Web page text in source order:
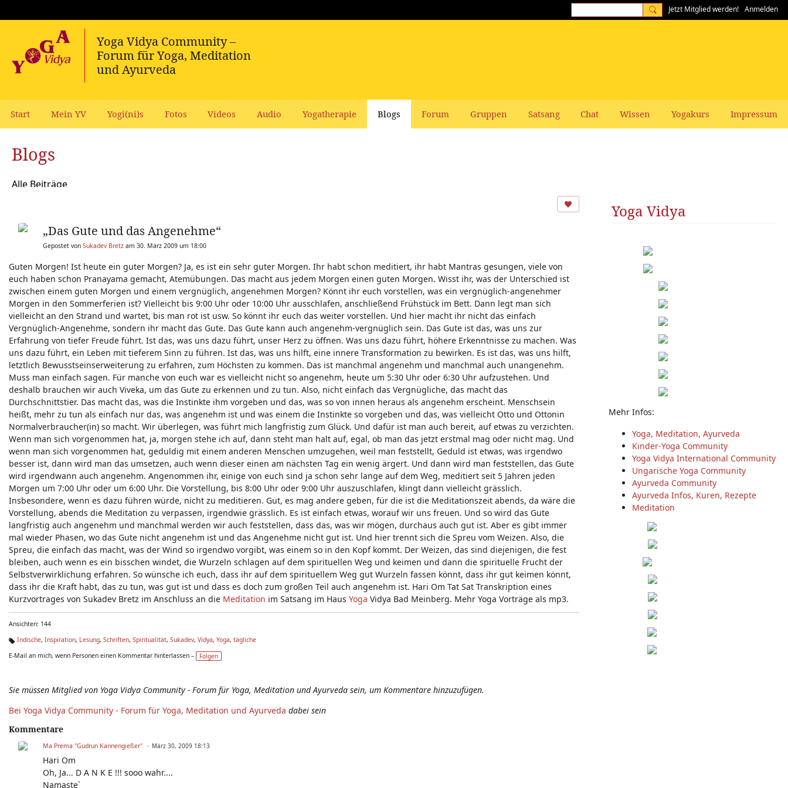
Jetzt Mitglied werden! Anmelden
Start Mein YV Yogi(ni)s Fotos Videos Audio Yogatherapie Blogs Forum Gruppen Satsang Chat Wissen Yogakurs Impressum
Blogs
Alle Beiträge
„Das Gute und das Angenehme“
Gepostet von Sukadev Bretz am 30. März 2009 um 18:00
Guten Morgen! Ist heute ein guter Morgen? Ja, es ist ein sehr guter Morgen. Ihr habt schon meditiert, ihr habt Mantras gesungen, viele von
euch haben schon Pranayama gemacht, Atemübungen. Das macht aus jedem Morgen einen guten Morgen. Wisst ihr, was der Unterschied ist
zwischen einem guten Morgen und einem vergnüglich, angenehmen Morgen? Könnt ihr euch vorstellen, was ein vergnüglich-angenehmer
Morgen in den Sommerferien ist? Vielleicht bis 9:00 Uhr oder 10:00 Uhr ausschlafen, anschließend Frühstück im Bett. Dann legt man sich
vielleicht an den Strand und wartet, bis man rot ist usw. So könnt ihr euch das weiter vorstellen. Und hier macht ihr nicht das einfach
Vergnüglich-Angenehme, sondern ihr macht das Gute. Das Gute kann auch angenehm-vergnüglich sein. Das Gute ist das, was uns zur
Erfahrung von tiefer Freude führt. Ist das, was uns dazu führt, unser Herz zu öffnen. Was uns dazu führt, höhere Erkenntnisse zu machen. Was
uns dazu führt, ein Leben mit tieferem Sinn zu führen. Ist das, was uns hilft, eine innere Transformation zu bewirken. Es ist das, was uns hilft,
letztlich Bewusstseinserweiterung zu erfahren, zum Höchsten zu kommen. Das ist manchmal angenehm und manchmal auch unangenehm.
Muss man einfach sagen. Für manche von euch war es vielleicht nicht so angenehm, heute um 5:30 Uhr oder 6:30 Uhr aufzustehen. Und
deshalb brauchen wir auch Viveka, um das Gute zu erkennen und zu tun. Also, nicht einfach das Vergnügliche, das macht das
Durchschnittstier. Das macht das, was die Instinkte ihm vorgeben und das, was so von innen heraus als angenehm erscheint. Menschsein
heißt, mehr zu tun als einfach nur das, was angenehm ist und was einem die Instinkte so vorgeben und das, was vielleicht Otto und Ottonin
Normalverbraucher(in) so macht. Wir überlegen, was führt mich langfristig zum Glück. Und dafür ist man auch bereit, auf etwas zu verzichten.
Wenn man sich vorgenommen hat, ja, morgen stehe ich auf, dann steht man halt auf, egal, ob man das jetzt erstmal mag oder nicht mag. Und
wenn man sich vorgenommen hat, geduldig mit einem anderen Menschen umzugehen, weil man feststellt, Geduld ist etwas, was irgendwo
besser ist, dann wird man das umsetzen, auch wenn dieser einen am nächsten Tag ein wenig ärgert. Und dann wird man feststellen, das Gute
wird irgendwann auch angenehm. Angenommen ihr, einige von euch sind ja schon sehr lange auf dem Weg, meditiert seit 5 Jahren jeden
Morgen um 7:00 Uhr oder um 6:00 Uhr. Die Vorstellung, bis 8:00 Uhr oder 9:00 Uhr auszuschlafen, klingt dann vielleicht grässlich.
Insbesondere, wenn es dazu führen würde, nicht zu meditieren. Gut, es mag andere geben, für die ist die Meditationszeit abends, da wäre die
Vorstellung, abends die Meditation zu verpassen, irgendwie grässlich. Es ist einfach etwas, worauf wir uns freuen. Und so wird das Gute
langfristig auch angenehm und manchmal werden wir auch feststellen, dass das, was wir mögen, durchaus auch gut ist. Aber es gibt immer
mal wieder Phasen, wo das Gute nicht angenehm ist und das Angenehme nicht gut ist. Und hier trennt sich die Spreu vom Weizen. Also, die
Spreu, die einfach das macht, was der Wind so irgendwo vorgibt, was einem so in den Kopf kommt. Der Weizen, das sind diejenigen, die fest
bleiben, auch wenn es ein bisschen windet, die Wurzeln schlagen auf dem spirituellen Weg und keimen und dann die spirituelle Frucht der
Selbstverwirklichung erfahren. So wünsche ich euch, dass ihr auf dem spirituellem Weg gut Wurzeln fassen könnt, dass ihr gut keimen könnt,
dass ihr die Kraft habt, das zu tun, was gut ist und dass es doch zum großen Teil auch angenehm ist. Hari Om Tat Sat Transkription eines
Kurzvortrages von Sukadev Bretz im Anschluss an die Meditation im Satsang im Haus Yoga Vidya Bad Meinberg. Mehr Yoga Vorträge als mp3.
Ansichten: 144
g
Indische, Inspiration, Lesung, Schriften, Spiritualität, Sukadev, Vidya, Yoga, tägliche
E-Mail an mich, wenn Personen einen Kommentar hinterlassen –
Folgen
Sie müssen Mitglied von Yoga Vidya Community - Forum für Yoga, Meditation und Ayurveda sein, um Kommentare hinzuzufügen.
Bei Yoga Vidya Community - Forum für Yoga, Meditation und Ayurveda dabei sein
Kommentare
Ma Prema "Gudrun Kannengießer" März 30, 2009 18:13
Hari Om
Oh, Ja... D A N K E !!! sooo wahr....
Namaste`
Yoga Vidya
Mehr Infos:
Yoga, Meditation, Ayurveda
Kinder-Yoga Community
Yoga Vidya International Community
Ungarische Yoga Community
Ayurveda Community
Ayurveda Infos, Kuren, Rezepte
Meditation